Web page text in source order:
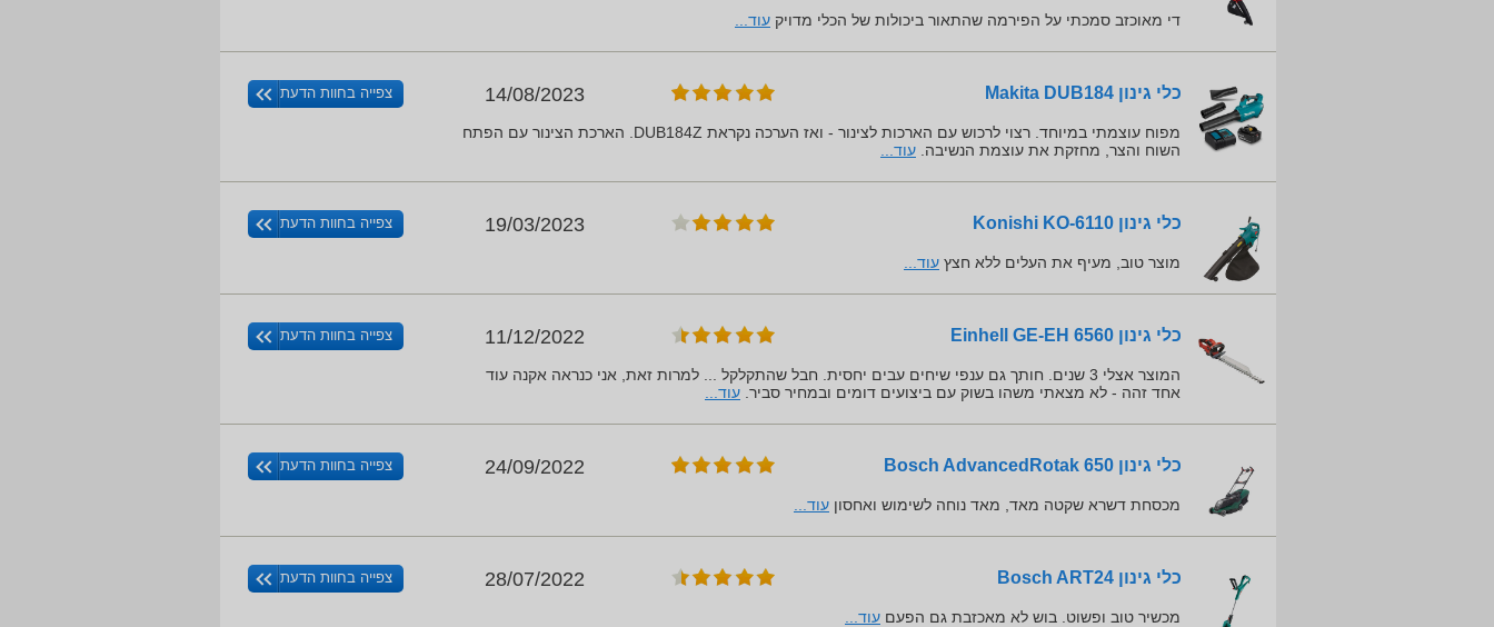
די מאוכזב סמכתי על הפירמה שהתאור ביכולות של הכלי מדויק עוד...
כלי גינון Makita DUB184 14/08/2023 צפייה בחוות הדעת
מפוח עוצמתי במיוחד. רצוי לרכוש עם הארכות לצינור - ואז הערכה נקראת DUB184Z. הארכת הצינור עם הפתח
השוח והצר, מחזקת את עוצמת הנשיבה. עוד...
כלי גינון Konishi KO-6110 19/03/2023 צפייה בחוות הדעת
מוצר טוב, מעיף את העלים ללא חצץ עוד...
כלי גינון Einhell GE-EH 6560 11/12/2022 צפייה בחוות הדעת
המוצר אצלי 3 שנים. חותך גם ענפי שיחים עבים יחסית. חבל שהתקלקל ... למרות זאת, אני כנראה אקנה עוד
אחד זהה - לא מצאתי משהו בשוק עם ביצועים דומים ובמחיר סביר. עוד...
כלי גינון Bosch AdvancedRotak 650 24/09/2022 צפייה בחוות הדעת
מכסחת דשרא שקטה מאד, מאד נוחה לשימוש ואחסון עוד...
כלי גינון Bosch ART24 28/07/2022 צפייה בחוות הדעת
מכשיר טוב ופשוט. בוש לא מאכזבת גם הפעם עוד...